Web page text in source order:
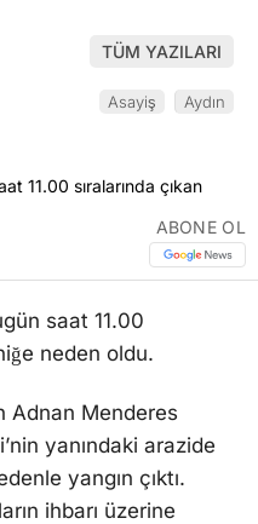
TÜM YAZILARI
Asayiş Aydın
ABONE OL
saat 11.00
neden oldu.
Adnan Menderes
yanındaki arazide
yangın çıktı.
ihbarı üzerine